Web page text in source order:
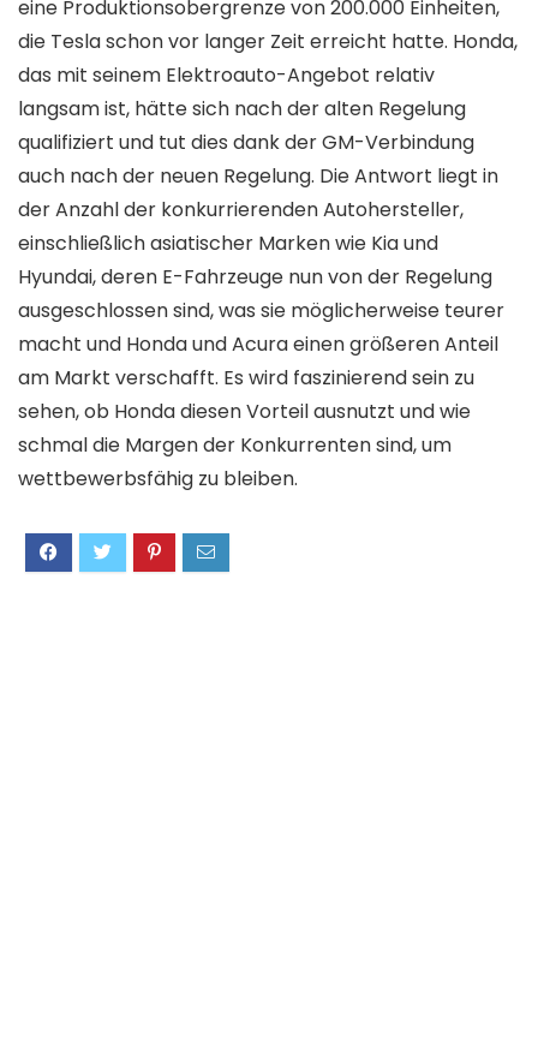
eine Produktionsobergrenze von 200.000 Einheiten,
die Tesla schon vor langer Zeit erreicht hatte. Honda,
das mit seinem Elektroauto-Angebot relativ
langsam ist, hätte sich nach der alten Regelung
qualifiziert und tut dies dank der GM-Verbindung
auch nach der neuen Regelung. Die Antwort liegt in
der Anzahl der konkurrierenden Autohersteller,
einschließlich asiatischer Marken wie Kia und
Hyundai, deren E-Fahrzeuge nun von der Regelung
ausgeschlossen sind, was sie möglicherweise teurer
macht und Honda und Acura einen größeren Anteil
am Markt verschafft. Es wird faszinierend sein zu
sehen, ob Honda diesen Vorteil ausnutzt und wie
schmal die Margen der Konkurrenten sind, um
wettbewerbsfähig zu bleiben.